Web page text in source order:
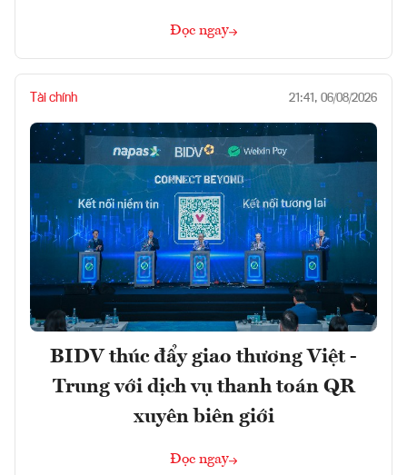
Đọc ngay
Tài chính 21:41, 06/08/2026
BIDV thúc đẩy giao thương Việt -
Trung với dịch vụ thanh toán QR
xuyên biên giới
Đọc ngay